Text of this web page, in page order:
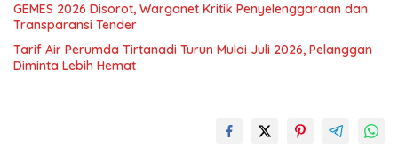
GEMES 2026 Disorot, Warganet Kritik Penyelenggaraan dan
Transparansi Tender
Tarif Air Perumda Tirtanadi Turun Mulai Juli 2026, Pelanggan
Diminta Lebih Hemat